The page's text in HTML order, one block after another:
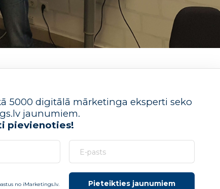
5000 digitālā mārketinga eksperti seko
jaunumiem.
pievienoties!
no iMarketings.lv. Pieteikties jaunumiem